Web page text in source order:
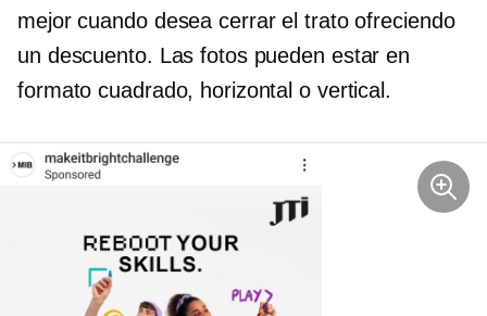
mejor cuando desea cerrar el trato ofreciendo
un descuento. Las fotos pueden estar en
formato cuadrado, horizontal o vertical.